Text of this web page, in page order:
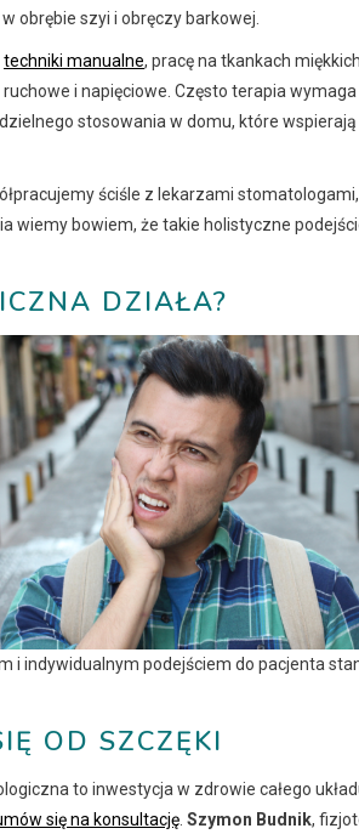
obrębie szyi i obręczy barkowej.
techniki manualne, pracę na tkankach
i napięciowe. Często terapia
stosowania w domu, które
ściśle z lekarzami
wiemy bowiem, że takie holistyczne
DZIAŁA?
i indywidualnym podejściem do pacjenta
OD SZCZĘKI
to inwestycja w zdrowie całego
się na konsultację. Szymon Budnik,